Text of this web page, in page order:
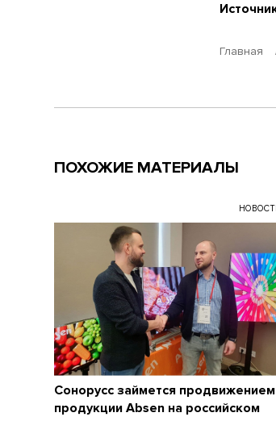
Главная
ПОХОЖИЕ МАТЕРИАЛЫ
Сонорусс займется продвижением
продукции Absen на российском